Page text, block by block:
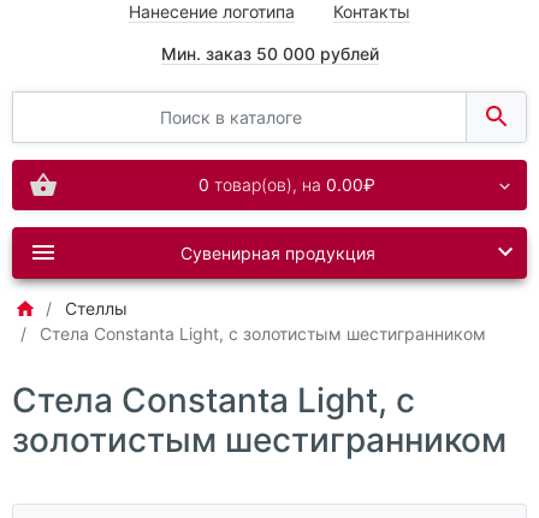
Нанесение логотипа Контакты
Мин. заказ 50 000 рублей
0 товар(ов), на 0.00₽
Сувенирная продукция
Стеллы
Стела Constanta Light, с золотистым шестигранником
Стела Constanta Light, с
золотистым шестигранником